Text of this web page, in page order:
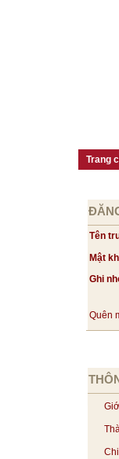
Trang
Tên
Mật
Ghi
Quên